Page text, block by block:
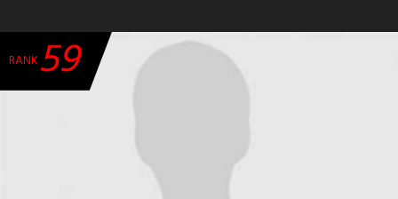
チーム・選手
加盟・登録
RANK59